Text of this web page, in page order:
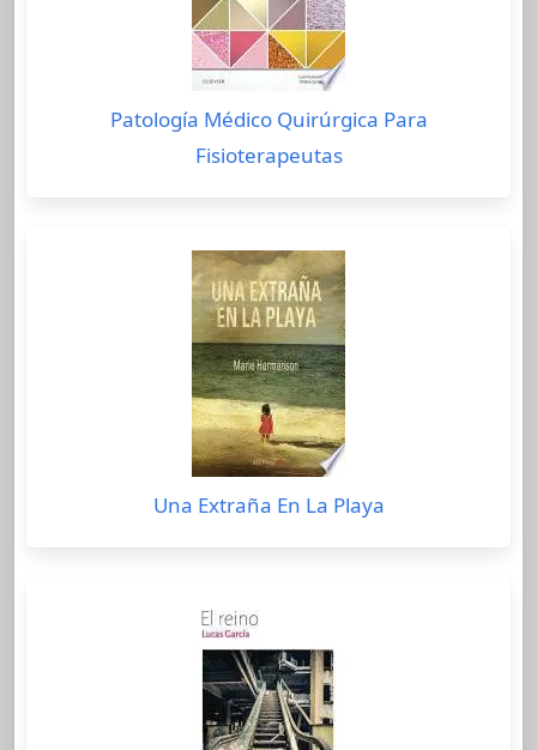
Patología Médico Quirúrgica Para
Fisioterapeutas
Una Extraña En La Playa